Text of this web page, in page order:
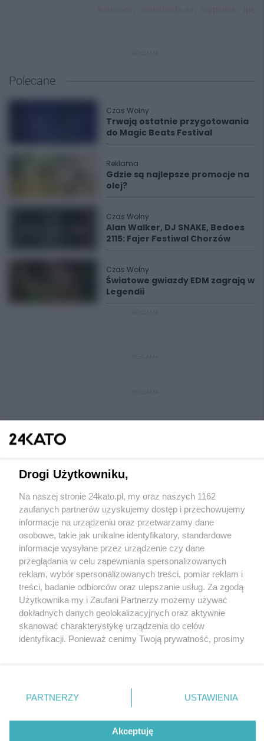
Polecane
Czas Wolny
Trwają ostatnie przygotowania
do Magic Beats Festival
Reklama
Gdzie są najlepsze promocje na
olej?
Czas Wolny
Alan Walker, DJ SNAKE, Bedoes
2115: Fajer Festiwal Chorzów
Czas Wolny
Światowe gwiazdy EDM zagrają w
Legendii
Wydawca mediów lokalnych
Nie zapomnij
zapoznać się z:
polityką prywatności regulamin korzystania z portali
Twojemiasto
Piekary Śląskie
Chorzów
Tarnowskie Góry
Gliwice
Skontakuj sięz nami
Kontakt
Wydawca
Redakcja
Drogi Użytkowniku,
Na naszej stronie 24kato.pl, my oraz naszych 1162
zaufanych partnerów uzyskujemy dostęp i przechowujemy
informacje na urządzeniu oraz przetwarzamy dane
osobowe, takie jak unikalne identyfikatory, standardowe
informacje wysyłane przez urządzenie czy dane
przeglądania w celu zapewniania spersonalizowanych
reklam, wybór spersonalizowanych treści, pomiar reklam i
treści, badanie odbiorców oraz ulepszanie usług. Za zgodą
Użytkownika my i Zaufani Partnerzy możemy używać
dokładnych danych geolokalizacyjnych oraz aktywnie
skanować charakterystykę urządzenia do celów
identyfikacji. Ponieważ cenimy Twoją prywatność, prosimy
prywatności znajdujący się w lewym dolnym rogu strony
. Niektóre rodzaje przetwarzania danych nie wymagają
zgody użytkownika, ale masz prawo sprzeciwić się
takiemu przetwarzaniu. Preferencje będą miały
PARTNERZY USTAWIENIA
Akceptuję